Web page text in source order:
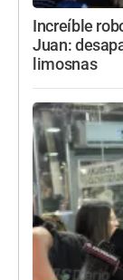
Increíble
Juan:
limosnas